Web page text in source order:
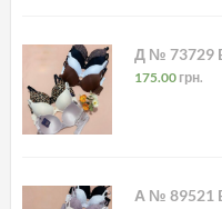
Д № 73729
175.00 грн.
А № 89521